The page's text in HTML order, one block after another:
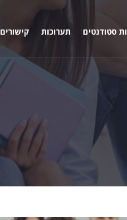
סטודנטים תערוכות קישורים